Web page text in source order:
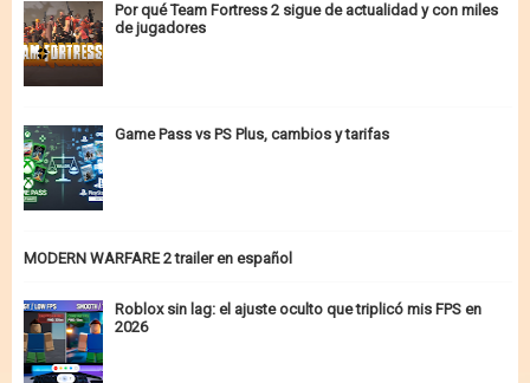
Por qué Team Fortress 2 sigue de actualidad y con miles
de jugadores
Game Pass vs PS Plus, cambios y tarifas
MODERN WARFARE 2 trailer en español
Roblox sin lag: el ajuste oculto que triplicó mis FPS en
2026